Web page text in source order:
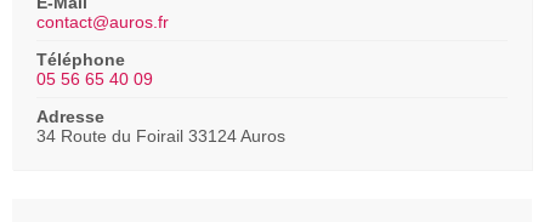
contact@auros.fr
Téléphone
05 56 65 40 09
Adresse
34 Route du Foirail 33124 Auros